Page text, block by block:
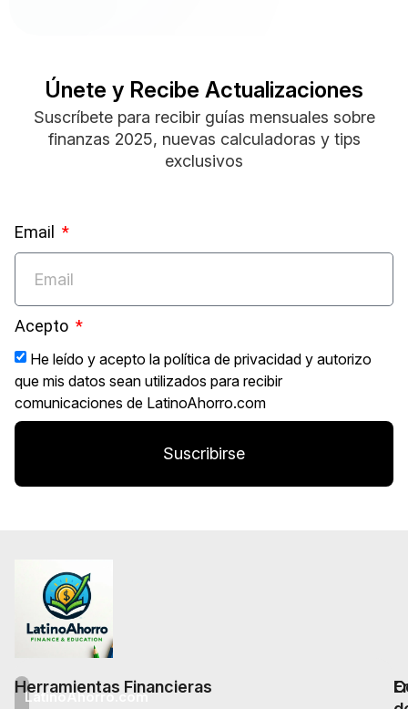
Únete y Recibe Actualizaciones
Suscríbete para recibir guías mensuales sobre
finanzas 2025, nuevas calculadoras y tips
exclusivos
Email
Acepto
He leído y acepto la política de privacidad y autorizo
que mis datos sean utilizados para recibir
comunicaciones de LatinoAhorro.com
Suscribirse
LatinoAhorro.com
Herramientas Financieras